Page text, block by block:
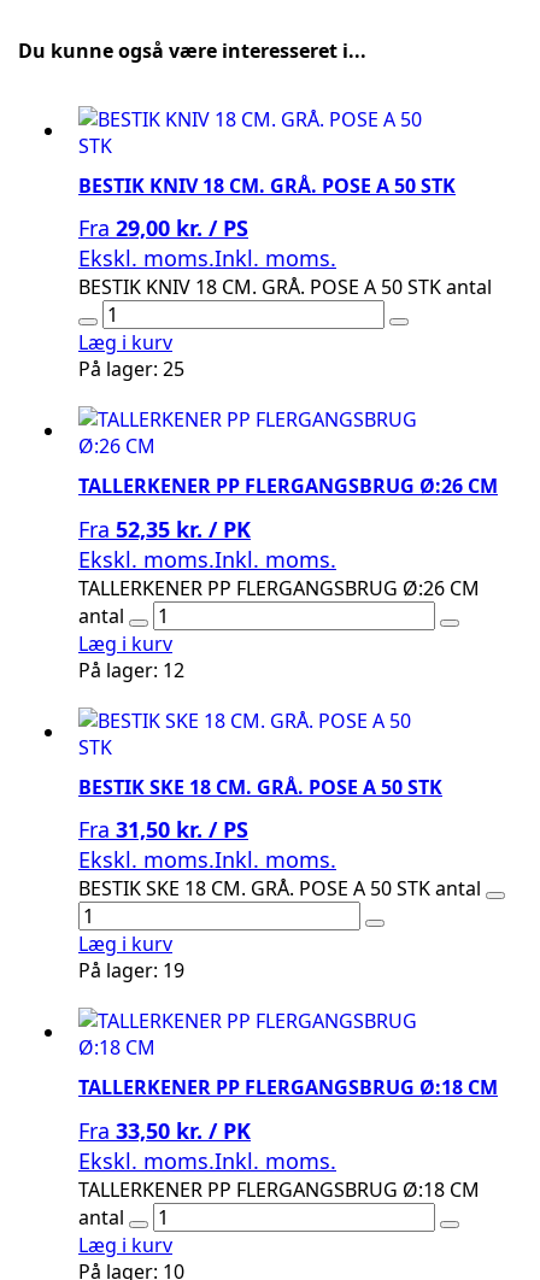
Du kunne også være interesseret i...
BESTIK KNIV 18 CM. GRÅ. POSE A 50 STK
Fra 29,00 kr. / PS
Ekskl. moms.Inkl. moms.
BESTIK KNIV 18 CM. GRÅ. POSE A 50 STK antal
Læg i kurv
På lager: 25
TALLERKENER PP FLERGANGSBRUG Ø:26 CM
Fra 52,35 kr. / PK
Ekskl. moms.Inkl. moms.
TALLERKENER PP FLERGANGSBRUG Ø:26 CM
antal
Læg i kurv
På lager: 12
BESTIK SKE 18 CM. GRÅ. POSE A 50 STK
Fra 31,50 kr. / PS
Ekskl. moms.Inkl. moms.
BESTIK SKE 18 CM. GRÅ. POSE A 50 STK antal
Læg i kurv
På lager: 19
TALLERKENER PP FLERGANGSBRUG Ø:18 CM
Fra 33,50 kr. / PK
Ekskl. moms.Inkl. moms.
TALLERKENER PP FLERGANGSBRUG Ø:18 CM
antal
Læg i kurv
På lager: 10